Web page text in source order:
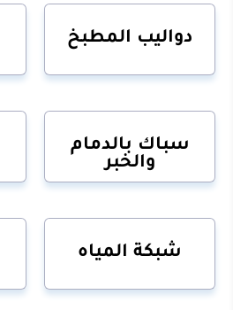
دواليب المطبخ
سباك بالدمام
والخبر
شبكة المياه